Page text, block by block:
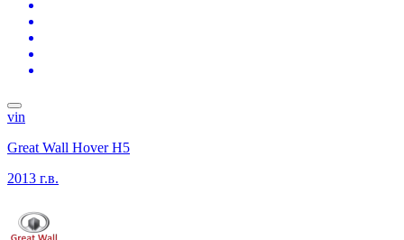
vin
Great Wall Hover H5
2013 г.в.